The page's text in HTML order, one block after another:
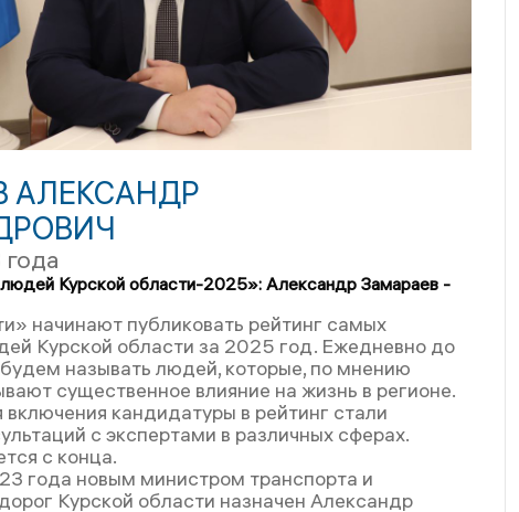
АЛЕКСАНДР
Курской области-2025»: Александр Замараев -
начинают публиковать рейтинг самых
Курской области за 2025 год. Ежедневно до
называть людей, которые, по мнению
существенное влияние на жизнь в регионе.
кандидатуры в рейтинг стали
с экспертами в различных сферах.
с конца.
года новым министром транспорта и
Курской области назначен Александр